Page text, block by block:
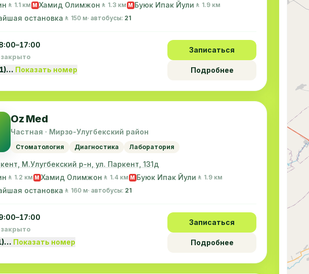
🚶 1.1 км M Хамид Олимжон 🚶 1.3 км M Буюк Ипак Йули 🚶 1.9 км
остановка 🚶 150 м· автобусы: 21
Показать номер
Записаться
Подробнее
Oz Med
Частная · Мирзо-Улугбекский район
Стоматология Диагностика Лаборатория
М.Улугбекский р-н, ул. Паркент, 131д
🚶 1.2 км M Хамид Олимжон 🚶 1.4 км M Буюк Ипак Йули 🚶 1.9 км
остановка 🚶 160 м· автобусы: 21
Показать номер
Записаться
Подробнее